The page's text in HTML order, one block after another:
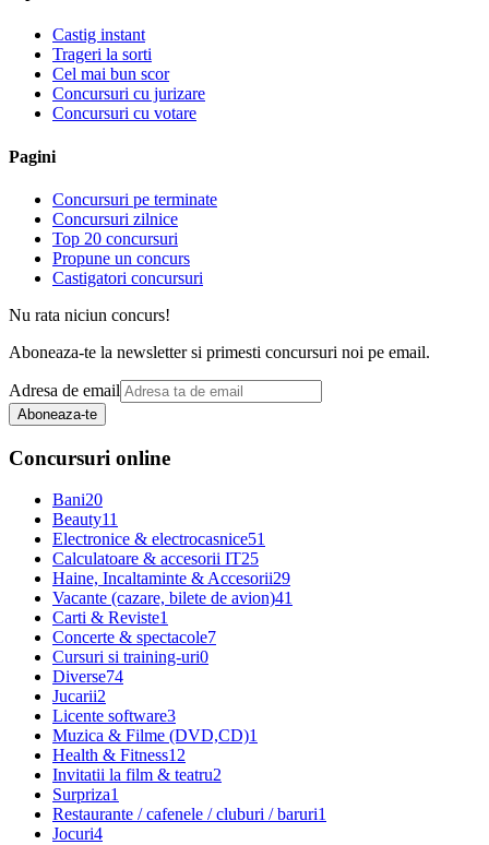
Castig instant
Trageri la sorti
Cel mai bun scor
Concursuri cu jurizare
Concursuri cu votare
Pagini
Concursuri pe terminate
Concursuri zilnice
Top 20 concursuri
Propune un concurs
Castigatori concursuri
Nu rata niciun concurs!
Aboneaza-te la newsletter si primesti concursuri noi pe email.
Adresa de email
Aboneaza-te
Concursuri online
Bani20
Beauty11
Electronice & electrocasnice51
Calculatoare & accesorii IT25
Haine, Incaltaminte & Accesorii29
Vacante (cazare, bilete de avion)41
Carti & Reviste1
Concerte & spectacole7
Cursuri si training-uri0
Diverse74
Jucarii2
Licente software3
Muzica & Filme (DVD,CD)1
Health & Fitness12
Invitatii la film & teatru2
Surpriza1
Restaurante / cafenele / cluburi / baruri1
Jocuri4